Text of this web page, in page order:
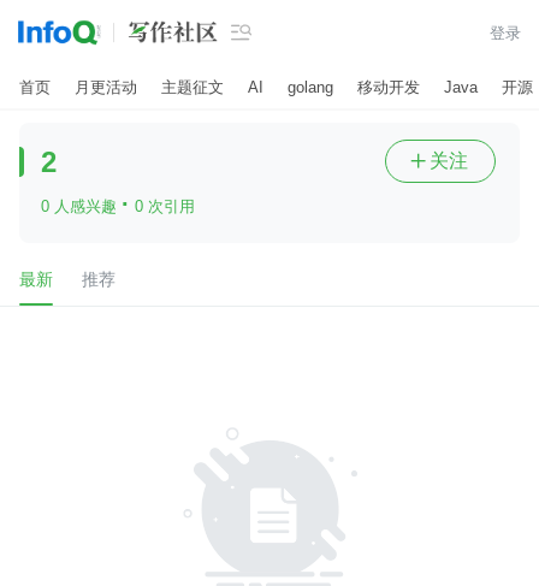
 登录
首页 月更活动 主题征文 AI golang 移动开发 Java 开源
2
0 人感兴趣 · 0 次引用
 关注
最新 推荐